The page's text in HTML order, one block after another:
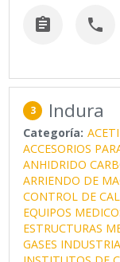
 
3 Indura
Categoría:
ACCESORIOS
ANHIDRIDO
ARRIENDO DE
CONTROL DE
EQUIPOS
ESTRUCTURAS
GASES